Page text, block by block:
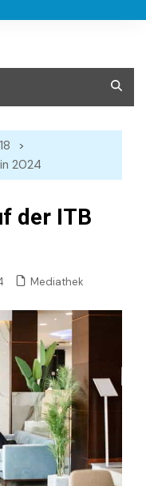
18
2024
der ITB
Mediathek